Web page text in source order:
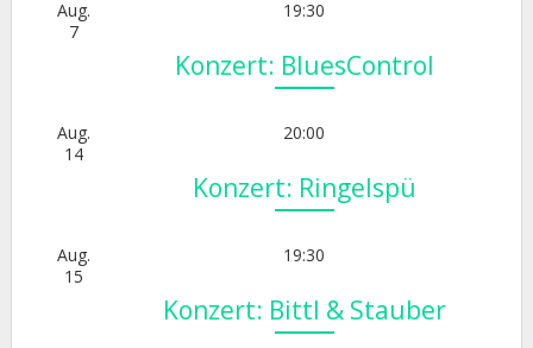
Aug.
7
19:30
Konzert: BluesControl
Aug.
14
20:00
Konzert: Ringelspü
Aug.
15
19:30
Konzert: Bittl & Stauber